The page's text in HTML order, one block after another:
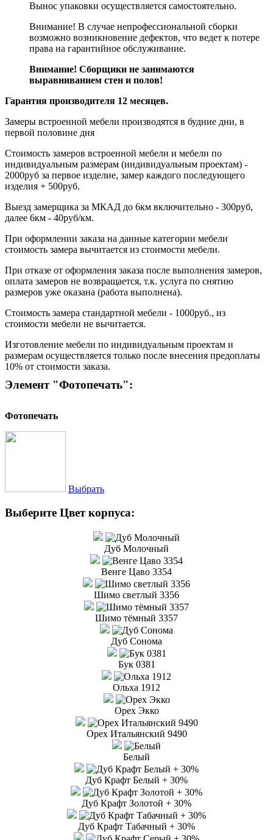
Вынос упаковки осуществляется самостоятельно.
Внимание! В случае непрофессиональной сборки
возможно возникновение дефектов, что ведет к потере
права на гарантийное обслуживание.
Внимание! Сборщики не занимаются
выравниванием стен и полов!
Гарантия производителя 12 месяцев.
Замеры встроенной мебели производятся в будние дни, в
первой половине дня
Стоимость замеров встроенной мебели и мебели по
индивидуальным размерам (индивидуальным проектам) -
2000руб за первое изделие, замер каждого последующего
изделия + 500руб.
Выезд замерщика за МКАД до 6км включительно - 300руб,
далее 6км - 40руб/км.
При оформлении заказа на данные категории мебели
стоимость замера вычитается из стоимости мебели.
При отказе от оформления заказа после выполнения замеров,
оплата замеров не возвращается, т.к. услуга по снятию
размеров уже оказана (работа выполнена).
Стоимость замера стандартной мебели - 1000руб., из
стоимости мебели не вычитается.
Изготовление мебели по индивидуальным проектам и
размерам осуществляется только после внесения предоплаты
10% от стоимости заказа.
Элемент "Фотопечать":
Фотопечать
Выбрать
Выберите Цвет корпуса:
Дуб Молочный
Венге Цаво 3354
Шимо светлый 3356
Шимо тёмный 3357
Дуб Сонома
Бук 0381
Ольха 1912
Орех Экко
Орех Итальянский 9490
Белый
Дуб Крафт Белый + 30%
Дуб Крафт Золотой + 30%
Дуб Крафт Табачный + 30%